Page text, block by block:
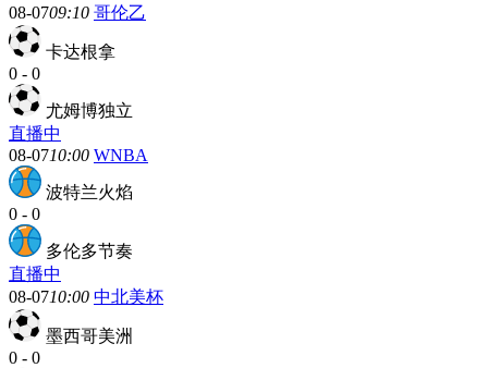
08-0709:10 哥伦乙
卡达根拿
0 - 0
尤姆博独立
直播中
08-0710:00 WNBA
波特兰火焰
0 - 0
多伦多节奏
直播中
08-0710:00 中北美杯
墨西哥美洲
0 - 0